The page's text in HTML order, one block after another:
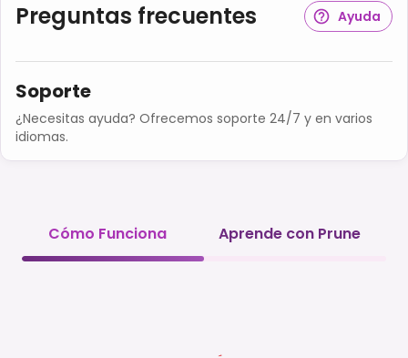
Preguntas frecuentes Ayuda
Soporte
¿Necesitas ayuda? Ofrecemos soporte 24/7 y en varios
idiomas.
Cómo Funciona Aprende con Prune